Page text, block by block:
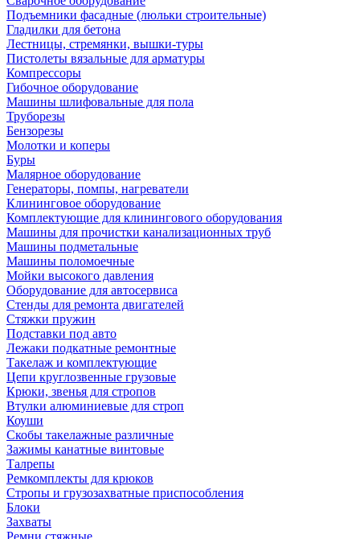
Подъемники фасадные (люльки строительные)
Гладилки для бетона
Лестницы, стремянки, вышки-туры
Пистолеты вязальные для арматуры
Компрессоры
Гибочное оборудование
Машины шлифовальные для пола
Труборезы
Бензорезы
Молотки и коперы
Буры
Малярное оборудование
Генераторы, помпы, нагреватели
Клининговое оборудование
Комплектующие для клинингового оборудования
Машины для прочистки канализационных труб
Машины подметальные
Машины поломоечные
Мойки высокого давления
Оборудование для автосервиса
Стенды для ремонта двигателей
Стяжки пружин
Подставки под авто
Лежаки подкатные ремонтные
Такелаж и комплектующие
Цепи круглозвенные грузовые
Крюки, звенья для стропов
Втулки алюминиевые для строп
Коуши
Скобы такелажные различные
Зажимы канатные винтовые
Талрепы
Ремкомплекты для крюков
Стропы и грузозахватные приспособления
Блоки
Захваты
Ремни стяжные